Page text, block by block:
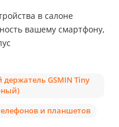
в салоне
вашему смартфону,
GSMIN Tiny
и планшетов